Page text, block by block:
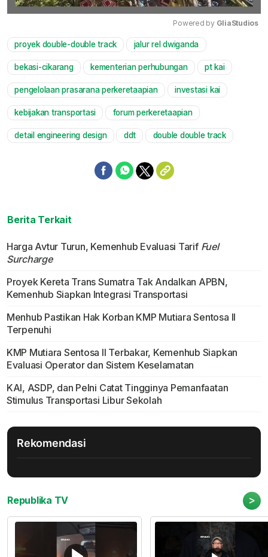
Powered by GliaStudios
proyek double-double track jalur rel dwiganda
bekasi-cikarang kementerian perhubungan pt kai
pengelolaan prasarana perkeretaapian investasi kai
kebijakan transportasi forum perkeretaapian
detail engineering design ddt double double track
Berita Terkait
Harga Avtur Turun, Kemenhub Evaluasi Tarif Fuel
Surcharge
Proyek Kereta Trans Sumatra Tak Andalkan APBN,
Kemenhub Siapkan Integrasi Transportasi
Menhub Pastikan Hak Korban KMP Mutiara Sentosa II
Terpenuhi
KMP Mutiara Sentosa II Terbakar, Kemenhub Siapkan
Evaluasi Operator dan Sistem Keselamatan
KAI, ASDP, dan Pelni Catat Tingginya Pemanfaatan
Stimulus Transportasi Libur Sekolah
Rekomendasi
Republika TV >